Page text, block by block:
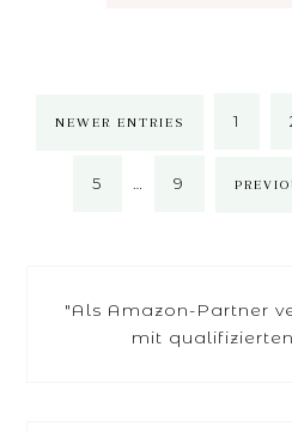
NEWER ENTRIES 1
5 … 9
"Als Amazon-Partner
mit